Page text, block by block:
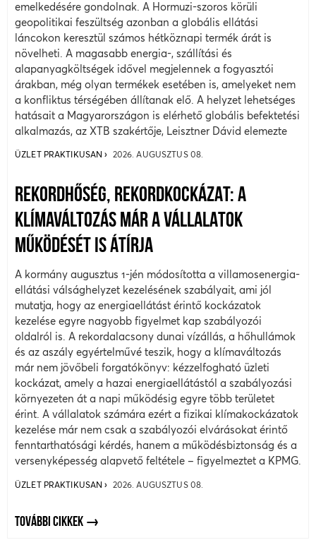
emelkedésére gondolnak. A Hormuzi-szoros körüli
geopolitikai feszültség azonban a globális ellátási
láncokon keresztül számos hétköznapi termék árát is
növelheti. A magasabb energia-, szállítási és
alapanyagköltségek idővel megjelennek a fogyasztói
árakban, még olyan termékek esetében is, amelyeket nem
a konfliktus térségében állítanak elő. A helyzet lehetséges
hatásait a Magyarországon is elérhető globális befektetési
alkalmazás, az XTB szakértője, Leisztner Dávid elemezte
ÜZLET PRAKTIKUSAN 2026. AUGUSZTUS 08.
REKORDHŐSÉG, REKORDKOCKÁZAT: A
KLÍMAVÁLTOZÁS MÁR A VÁLLALATOK
MŰKÖDÉSÉT IS ÁTÍRJA
A kormány augusztus 1-jén módosította a villamosenergia-
ellátási válsághelyzet kezelésének szabályait, ami jól
mutatja, hogy az energiaellátást érintő kockázatok
kezelése egyre nagyobb figyelmet kap szabályozói
oldalról is. A rekordalacsony dunai vízállás, a hőhullámok
és az aszály egyértelművé teszik, hogy a klímaváltozás
már nem jövőbeli forgatókönyv: kézzelfogható üzleti
kockázat, amely a hazai energiaellátástól a szabályozási
környezeten át a napi működésig egyre több területet
érint. A vállalatok számára ezért a fizikai klímakockázatok
kezelése már nem csak a szabályozói elvárásokat érintő
fenntarthatósági kérdés, hanem a működésbiztonság és a
versenyképesség alapvető feltétele – figyelmeztet a KPMG.
ÜZLET PRAKTIKUSAN 2026. AUGUSZTUS 08.
TOVÁBBI CIKKEK